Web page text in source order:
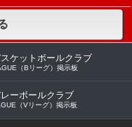
ケットボールクラブ
（Bリーグ）掲示板
ーボールクラブ
（Vリーグ）掲示板